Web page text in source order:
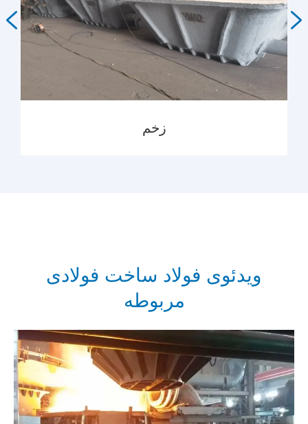
زخم
 
ویدئوی فولاد ساخت فولادی
مربوطه